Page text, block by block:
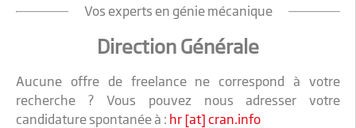
Vos experts en génie mécanique
Direction Générale
Aucune offre de freelance ne correspond à votre
recherche ? Vous pouvez nous adresser votre
candidature spontanée à : hr [at] cran.info